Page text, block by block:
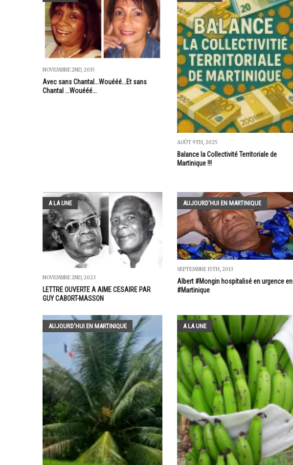
NOVEMBRE 2ND, 2015
Avec sans Chantal...Wouééé...Et sans
Chantal ...Wouééé...
AOÛT 9TH, 2025
Balance la Collectivité Territoriale de
Martinique !!!
A LA UNE
NOVEMBRE 2ND, 2023
LETTRE OUVERTE A AIME CESAIRE PAR
GUY CABORT-MASSON
AUJOURD'HUI EN MARTINIQUE
SEPTEMBRE 15TH, 2013
Albert #Mongin hospitalisé en urgence en
#Martinique
AUJOURD'HUI EN MARTINIQUE A LA UNE